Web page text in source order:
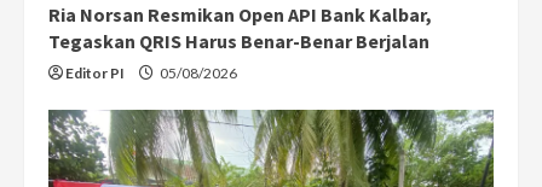
Ria Norsan Resmikan Open API Bank Kalbar,
Tegaskan QRIS Harus Benar-Benar Berjalan
Editor PI 05/08/2026